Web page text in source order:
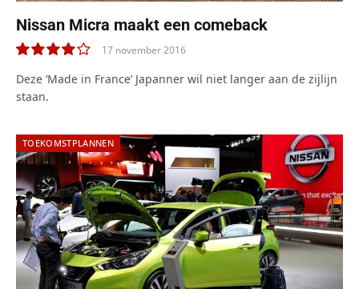
Nissan Micra maakt een comeback
8.0
17 november 2016
Deze ‘Made in France’ Japanner wil niet langer aan de zijlijn
staan.
TOEKOMSTPLANNEN